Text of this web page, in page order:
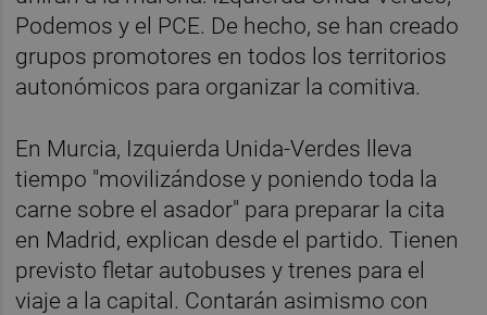
Podemos y el PCE. De hecho, se han creado
grupos promotores en todos los territorios
autonómicos para organizar la comitiva.
En Murcia, Izquierda Unida-Verdes lleva
tiempo "movilizándose y poniendo toda la
carne sobre el asador" para preparar la cita
en Madrid, explican desde el partido. Tienen
previsto fletar autobuses y trenes para el
viaje a la capital. Contarán asimismo con